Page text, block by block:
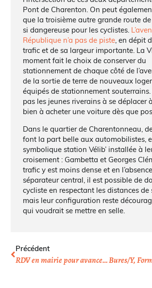
Pont de Charenton. On peut
que la troisième autre grande route
si dangereuse pour les cyclistes.
République n’a pas de piste, en dépit
trafic et de sa largeur importante. La
moment fait le choix de conserver du
stationnement de chaque côté de
de la sortie de terre de nouveaux
équipés de stationnement souterrains.
pas les jeunes riverains à se déplacer
bien à acheter une voiture dès que
Dans le quartier de Charentonneau,
font la part belle aux automobilistes,
symbolique station Vélib’ installée à
croisement : Gambetta et Georges
trafic y est moins dense et en
séparateur central, il est possible de
cycliste en respectant les distances de
mais leur configuration reste
qui voudrait se mettre en selle.
Précédent
RDV en mairie pour avancer sur les « agaçants »